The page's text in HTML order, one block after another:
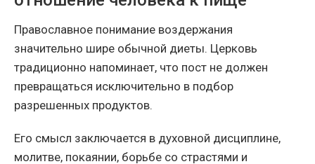
Православное понимание воздержания
значительно шире обычной диеты. Церковь
традиционно напоминает, что пост не должен
превращаться исключительно в подбор
разрешенных продуктов.
Его смысл заключается в духовной дисциплине,
молитве, покаянии, борьбе со страстями и